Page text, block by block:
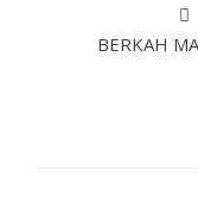
BERKAH